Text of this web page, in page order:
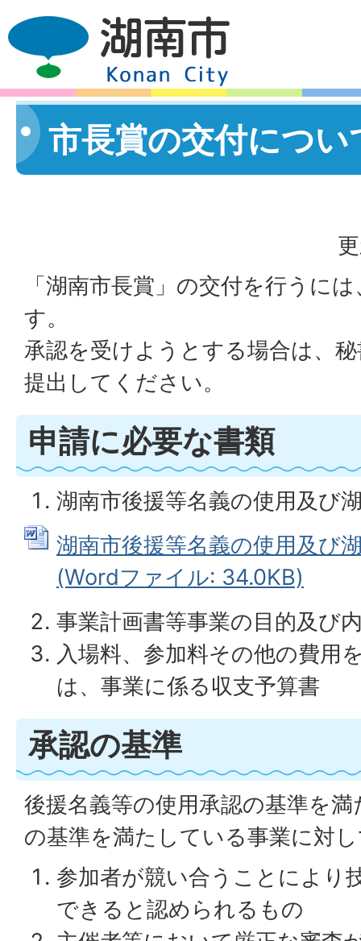
市長賞の交付につい
「湖南市長賞」の交付を行うに
す。
承認を受けようとする場合は、
提出してください。
申請に必要な書類
湖南市後援等名義の使用及び
湖南市後援等名義の使用及び
(Wordファイル: 34.0KB)
事業計画書等事業の目的及び
入場料、参加料その他の費用
は、事業に係る収支予算書
承認の基準
後援名義等の使用承認の基準を
の基準を満たしている事業に対
参加者が競い合うことにより
できると認められるもの